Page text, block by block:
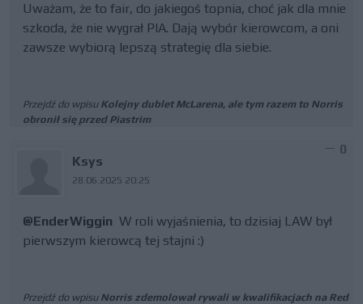
Uważam, że to fair, do jakiegoś topnia, choć jak dla mnie
szkoda, że nie wygrał PIA. Dają wybór kierowcom, a oni
zawsze wybiorą lepszą strategię dla siebie.
Przejdź do wpisu Kolejny dublet McLarena, ale tym razem to Norris
obronił się przed Piastrim
Ksys
28.06.2025 20:25
0
@EnderWiggin W roli wyjaśnienia, to dzisiaj LAW był
pierwszym kierowcą tej stajni :)
Przejdź do wpisu Norris zdemolował rywali w kwalifikacjach na Red